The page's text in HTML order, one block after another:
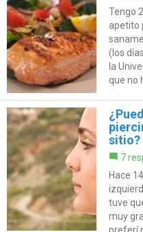
Tengo
apetito
(los
la
que no
sitio?
7
Hace
tuve
muy